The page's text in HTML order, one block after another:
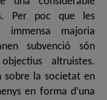
Per poc que les
immensa majoria
subvenció són
altruistes.
sobre la societat en
en forma d’una